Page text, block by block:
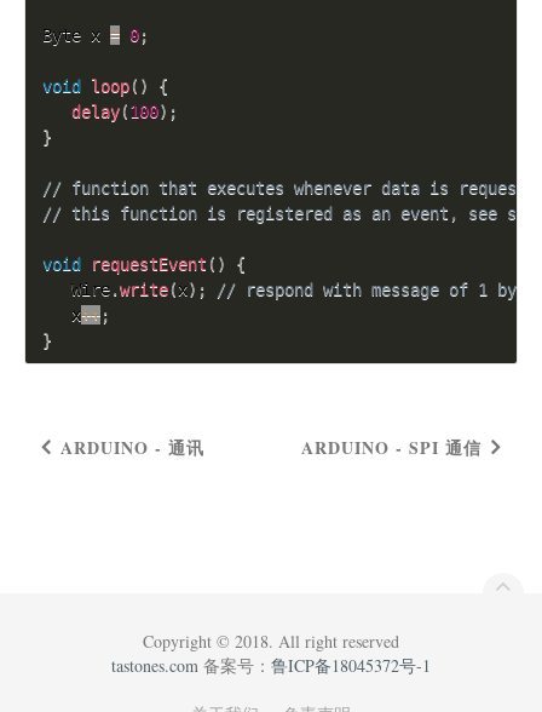
Byte x = 0;
void loop( )
{
delay(100) ;
}
// function that executes whenever data is
// this function is registered as an event, see
void requestEvent ( )
{
   Wire
.write(x) ;
// respond with message of 1
   x
++;
}
ARDUINO - SPI 通信
ARDUINO - 通讯
Copyright © 2018. All right reserved
tastones.com 备案号： 鲁ICP备18045372号-1